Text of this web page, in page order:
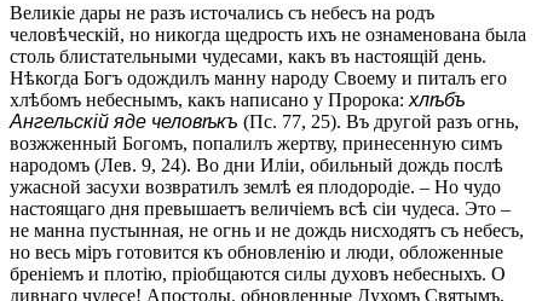
Великіе дары не разъ источались съ небесъ на родъ
человѣческій, но никогда щедрость ихъ не ознаменована была
столь блистательными чудесами, какъ въ настоящій день.
Нѣкогда Богъ одождилъ манну народу Своему и питалъ его
хлѣбомъ небеснымъ, какъ написано у Пророка: хлѣбъ
Ангельскій яде человѣкъ (Пс. 77, 25). Въ другой разъ огнь,
возжженный Богомъ, попалилъ жертву, принесенную симъ
народомъ (Лев. 9, 24). Во дни Иліи, обильный дождь послѣ
ужасной засухи возвратилъ землѣ ея плодородіе. – Но чудо
настоящаго дня превышаетъ величіемъ всѣ сіи чудеса. Это –
не манна пустынная, не огнь и не дождь нисходятъ съ небесъ,
но весь міръ готовится къ обновленію и люди, обложенные
бреніемъ и плотію, пріобщаются силы духовъ небесныхъ. О
дивнаго чудесе! Апостолы, обновленные Духомъ Святымъ,